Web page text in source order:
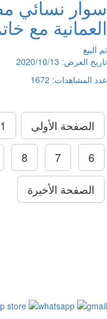
سوار نسائي
العمانية مع
تم البيع
تاريخ العرض: 2020/10/13
عدد المشاهدات: 1672
الصفحة الأولى 1
6
7
8
الصفحة الأخيرة